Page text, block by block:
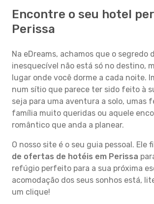
Encontre o seu hotel
Perissa
Na eDreams, achamos que o segredo
inesquecível não está só no destino,
lugar onde você dorme a cada noite.
num sítio que parece ter sido feito à
seja para uma aventura a solo, umas
família muito queridas ou aquele
romântico que anda a planear.
O nosso site é o seu guia pessoal. Ele
de ofertas de hotéis em Perissa
refúgio perfeito para a sua próxima
acomodação dos seus sonhos está,
um clique!